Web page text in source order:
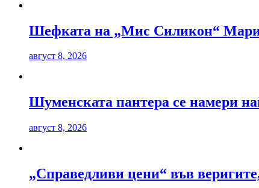
Шефката на „Мис Силикон“
август 8, 2026
Шуменската пантера се намери
август 8, 2026
„Справедливи цени“ във